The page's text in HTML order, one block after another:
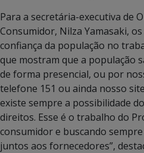
Para a secretária-executiva de
Consumidor, Nilza Yamasaki,
confiança da população no
que mostram que a população
de forma presencial, ou por
telefone 151 ou ainda nosso
existe sempre a possibilidade
direitos. Esse é o trabalho do
consumidor e buscando
juntos aos fornecedores”,